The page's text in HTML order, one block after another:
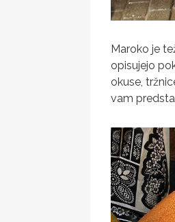
Maroko je
opisujejo
okuse,
vam